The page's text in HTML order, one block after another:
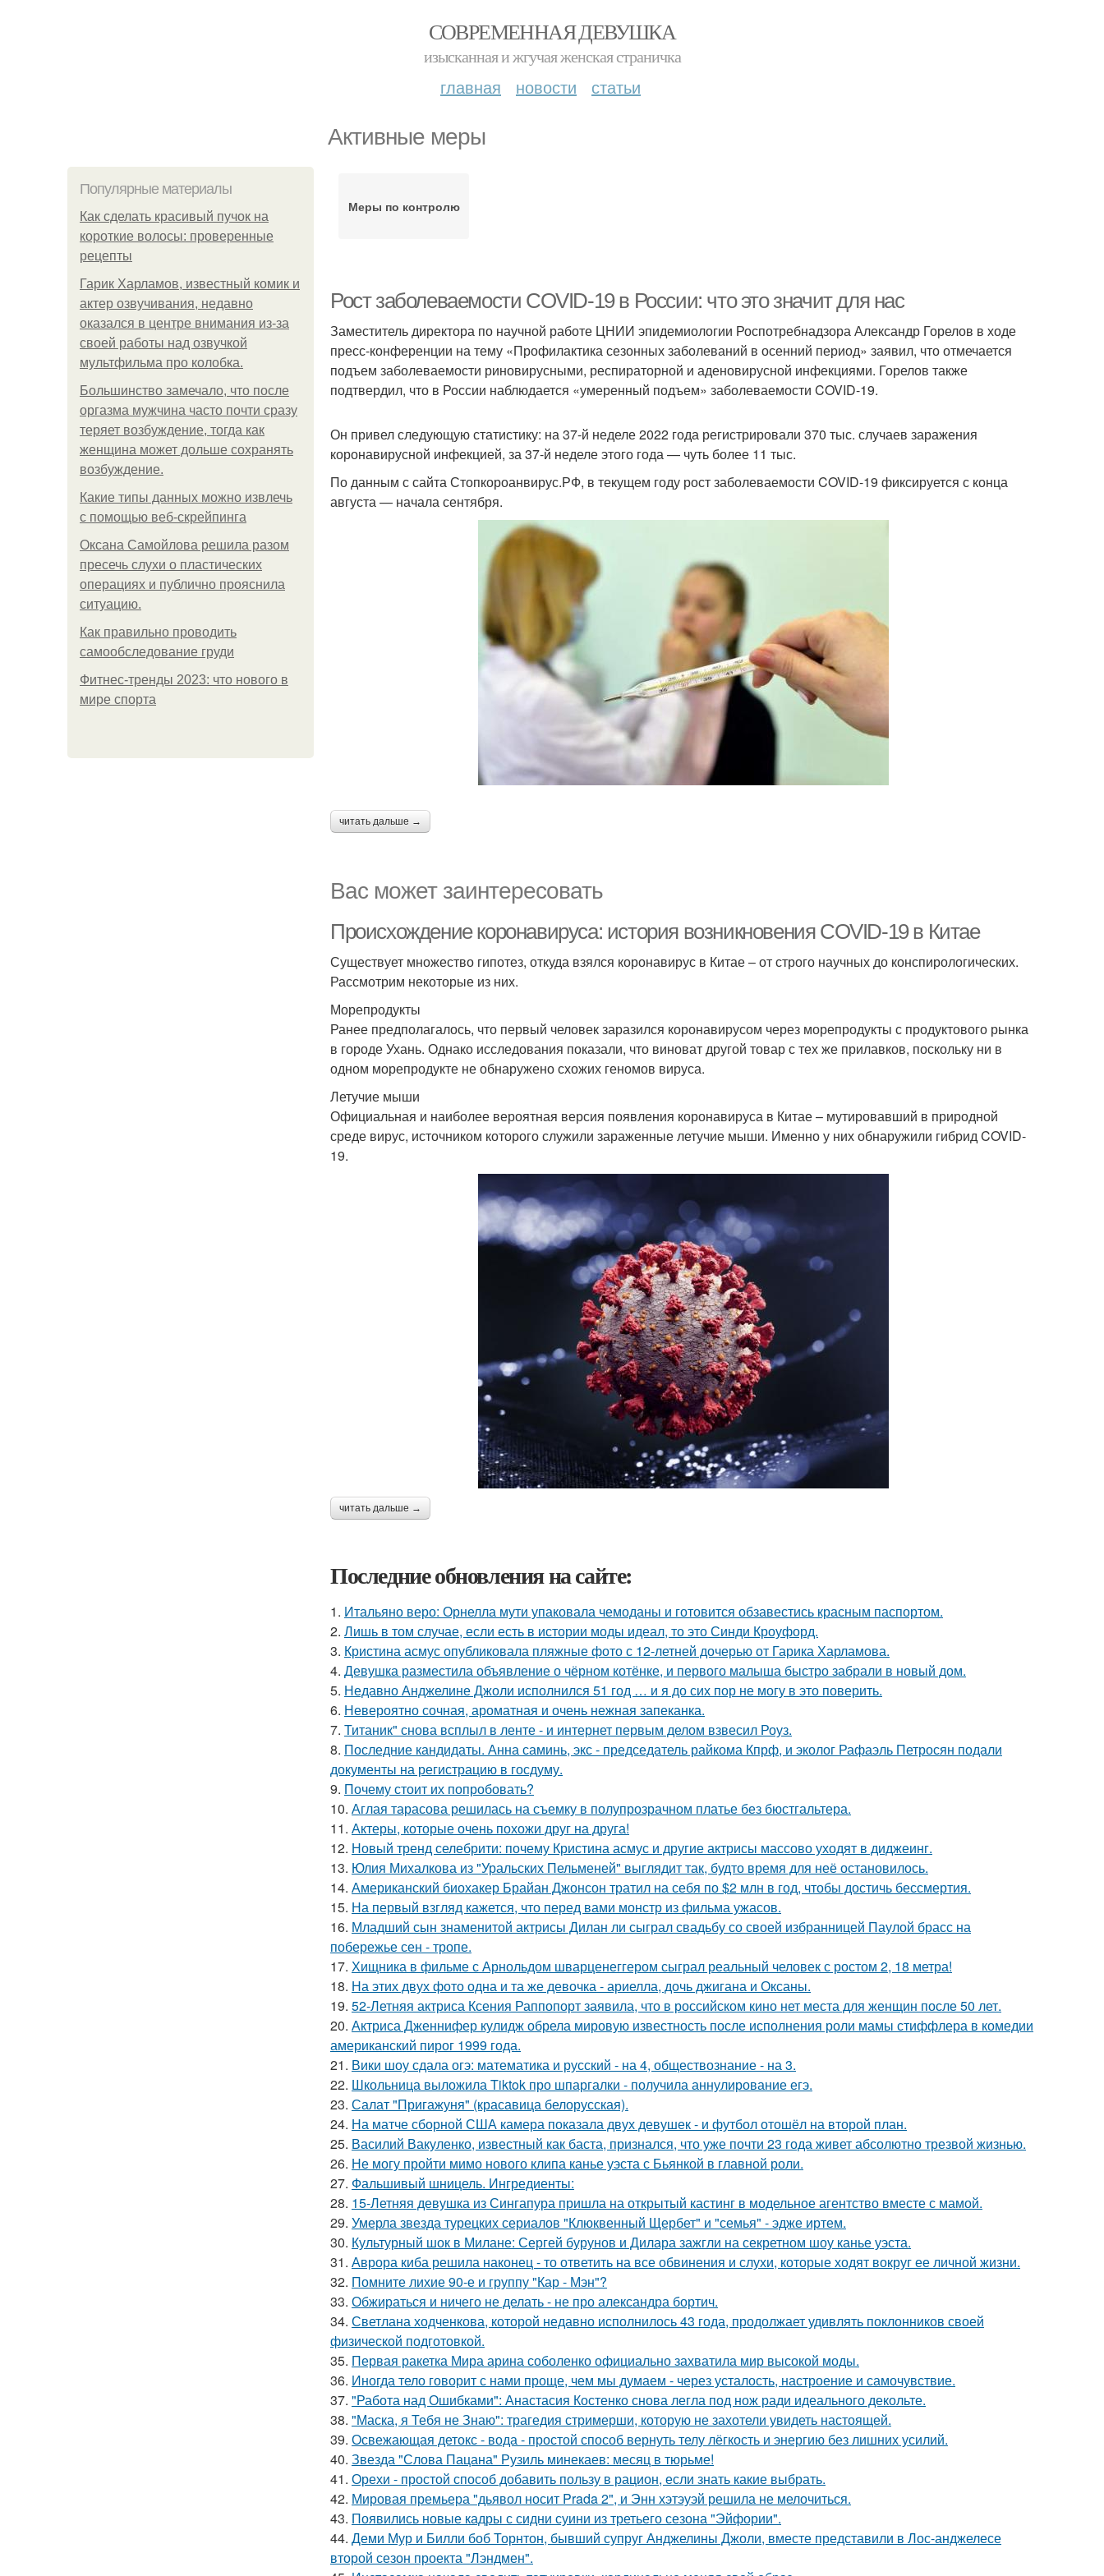
СОВРЕМЕННАЯ ДЕВУШКА
изысканная и жгучая женская страничка
главная новости статьи
Активные меры
Популярные материалы
Как сделать красивый пучок на
короткие волосы: проверенные
рецепты
Гарик Харламов, известный комик и
актер озвучивания, недавно
оказался в центре внимания из-за
своей работы над озвучкой
мультфильма про колобка.
Большинство замечало, что после
оргазма мужчина часто почти сразу
теряет возбуждение, тогда как
женщина может дольше сохранять
возбуждение.
Какие типы данных можно извлечь
с помощью веб-скрейпинга
Оксана Самойлова решила разом
пресечь слухи о пластических
операциях и публично прояснила
ситуацию.
Как правильно проводить
самообследование груди
Фитнес-тренды 2023: что нового в
мире спорта
Меры по контролю
Рост заболеваемости COVID-19 в России: что это значит для нас
Заместитель директора по научной работе ЦНИИ эпидемиологии Роспотребнадзора Александр Горелов в ходе
пресс-конференции на тему «Профилактика сезонных заболеваний в осенний период» заявил, что отмечается
подъем заболеваемости риновирусными, респираторной и аденовирусной инфекциями. Горелов также
подтвердил, что в России наблюдается «умеренный подъем» заболеваемости COVID-19.
Он привел следующую статистику: на 37-й неделе 2022 года регистрировали 370 тыс. случаев заражения
коронавирусной инфекцией, за 37-й неделе этого года — чуть более 11 тыс.
По данным с сайта Стопкороанвирус.РФ, в текущем году рост заболеваемости COVID-19 фиксируется с конца
августа — начала сентября.
читать дальше →
Вас может заинтересовать
Происхождение коронавируса: история возникновения COVID-19 в Китае
Существует множество гипотез, откуда взялся коронавирус в Китае – от строго научных до конспирологических.
Рассмотрим некоторые из них.
Морепродукты
Ранее предполагалось, что первый человек заразился коронавирусом через морепродукты с продуктового рынка
в городе Ухань. Однако исследования показали, что виноват другой товар с тех же прилавков, поскольку ни в
одном морепродукте не обнаружено схожих геномов вируса.
Летучие мыши
Официальная и наиболее вероятная версия появления коронавируса в Китае – мутировавший в природной
среде вирус, источником которого служили зараженные летучие мыши. Именно у них обнаружили гибрид COVID-
19.
читать дальше →
Последние обновления на сайте:
1. Итальяно веро: Орнелла мути упаковала чемоданы и готовится обзавестись красным паспортом.
2. Лишь в том случае, если есть в истории моды идеал, то это Синди Кроуфорд.
3. Кристина асмус опубликовала пляжные фото с 12-летней дочерью от Гарика Харламова.
4. Девушка разместила объявление о чёрном котёнке, и первого малыша быстро забрали в новый дом.
5. Недавно Анджелине Джоли исполнился 51 год … и я до сих пор не могу в это поверить.
6. Невероятно сочная, ароматная и очень нежная запеканка.
7. Титаник" снова всплыл в ленте - и интернет первым делом взвесил Роуз.
8. Последние кандидаты. Анна саминь, экс - председатель райкома Кпрф, и эколог Рафаэль Петросян подали
документы на регистрацию в госдуму.
9. Почему стоит их попробовать?
10. Аглая тарасова решилась на съемку в полупрозрачном платье без бюстгальтера.
11. Актеры, которые очень похожи друг на друга!
12. Новый тренд селебрити: почему Кристина асмус и другие актрисы массово уходят в диджеинг.
13. Юлия Михалкова из "Уральских Пельменей" выглядит так, будто время для неё остановилось.
14. Американский биохакер Брайан Джонсон тратил на себя по $2 млн в год, чтобы достичь бессмертия.
15. На первый взгляд кажется, что перед вами монстр из фильма ужасов.
16. Младший сын знаменитой актрисы Дилан ли сыграл свадьбу со своей избранницей Паулой брасс на
побережье сен - тропе.
17. Хищника в фильме с Арнольдом шварценеггером сыграл реальный человек с ростом 2, 18 метра!
18. На этих двух фото одна и та же девочка - ариелла, дочь джигана и Оксаны.
19. 52-Летняя актриса Ксения Раппопорт заявила, что в российском кино нет места для женщин после 50 лет.
20. Актриса Дженнифер кулидж обрела мировую известность после исполнения роли мамы стиффлера в комедии
американский пирог 1999 года.
21. Вики шоу сдала огэ: математика и русский - на 4, обществознание - на 3.
22. Школьница выложила Tiktok про шпаргалки - получила аннулирование егэ.
23. Салат "Пригажуня" (красавица белорусская).
24. На матче сборной США камера показала двух девушек - и футбол отошёл на второй план.
25. Василий Вакуленко, известный как баста, признался, что уже почти 23 года живет абсолютно трезвой жизнью.
26. Не могу пройти мимо нового клипа канье уэста с Бьянкой в главной роли.
27. Фальшивый шницель. Ингредиенты:
28. 15-Летняя девушка из Сингапура пришла на открытый кастинг в модельное агентство вместе с мамой.
29. Умерла звезда турецких сериалов "Клюквенный Щербет" и "семья" - эдже иртем.
30. Культурный шок в Милане: Сергей бурунов и Дилара зажгли на секретном шоу канье уэста.
31. Аврора киба решила наконец - то ответить на все обвинения и слухи, которые ходят вокруг ее личной жизни.
32. Помните лихие 90-е и группу "Кар - Мэн"?
33. Обжираться и ничего не делать - не про александра бортич.
34. Светлана ходченкова, которой недавно исполнилось 43 года, продолжает удивлять поклонников своей
физической подготовкой.
35. Первая ракетка Мира арина соболенко официально захватила мир высокой моды.
36. Иногда тело говорит с нами проще, чем мы думаем - через усталость, настроение и самочувствие.
37. "Работа над Ошибками": Анастасия Костенко снова легла под нож ради идеального декольте.
38. "Маска, я Тебя не Знаю": трагедия стримерши, которую не захотели увидеть настоящей.
39. Освежающая детокс - вода - простой способ вернуть телу лёгкость и энергию без лишних усилий.
40. Звезда "Слова Пацана" Рузиль минекаев: месяц в тюрьме!
41. Орехи - простой способ добавить пользу в рацион, если знать какие выбрать.
42. Мировая премьера "дьявол носит Prada 2", и Энн хэтэуэй решила не мелочиться.
43. Появились новые кадры с сидни суини из третьего сезона "Эйфории".
44. Деми Мур и Билли боб Торнтон, бывший супруг Анджелины Джоли, вместе представили в Лос-анджелесе
второй сезон проекта "Лэндмен".